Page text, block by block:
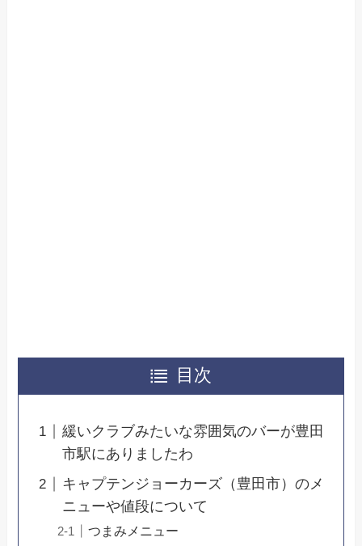
目次
緩いクラブみたいな雰囲気のバーが豊田
市駅にありましたわ
キャプテンジョーカーズ（豊田市）のメ
ニューや値段について
つまみメニュー